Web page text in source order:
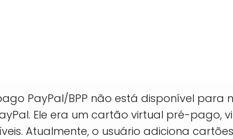
PayPal/BPP não está disponível para
Ele era um cartão virtual pré-pago,
Atualmente, o usuário adiciona